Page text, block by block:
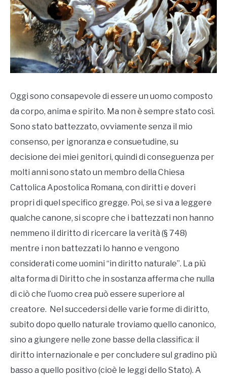
CORSI
MAGAZINE
NUMEROLOGIA
CONSULENZA
Oggi sono consapevole di essere un uomo composto
da corpo, anima e spirito. Ma non è sempre stato così.
Sono stato battezzato, ovviamente senza il mio
consenso, per ignoranza e consuetudine, su
decisione dei miei genitori, quindi di conseguenza per
molti anni sono stato un membro della Chiesa
Cattolica Apostolica Romana, con diritti e doveri
propri di quel specifico gregge. Poi, se si va a leggere
qualche canone, si scopre che i battezzati non hanno
nemmeno il diritto di ricercare la verità (§ 748)
mentre i non battezzati lo hanno e vengono
considerati come uomini “in diritto naturale”. La più
alta forma di Diritto che in sostanza afferma che nulla
di ciò che l’uomo crea può essere superiore al
creatore. Nel succedersi delle varie forme di diritto,
subito dopo quello naturale troviamo quello canonico,
sino a giungere nelle zone basse della classifica: il
diritto internazionale e per concludere sul gradino più
basso a quello positivo (cioè le leggi dello Stato). A